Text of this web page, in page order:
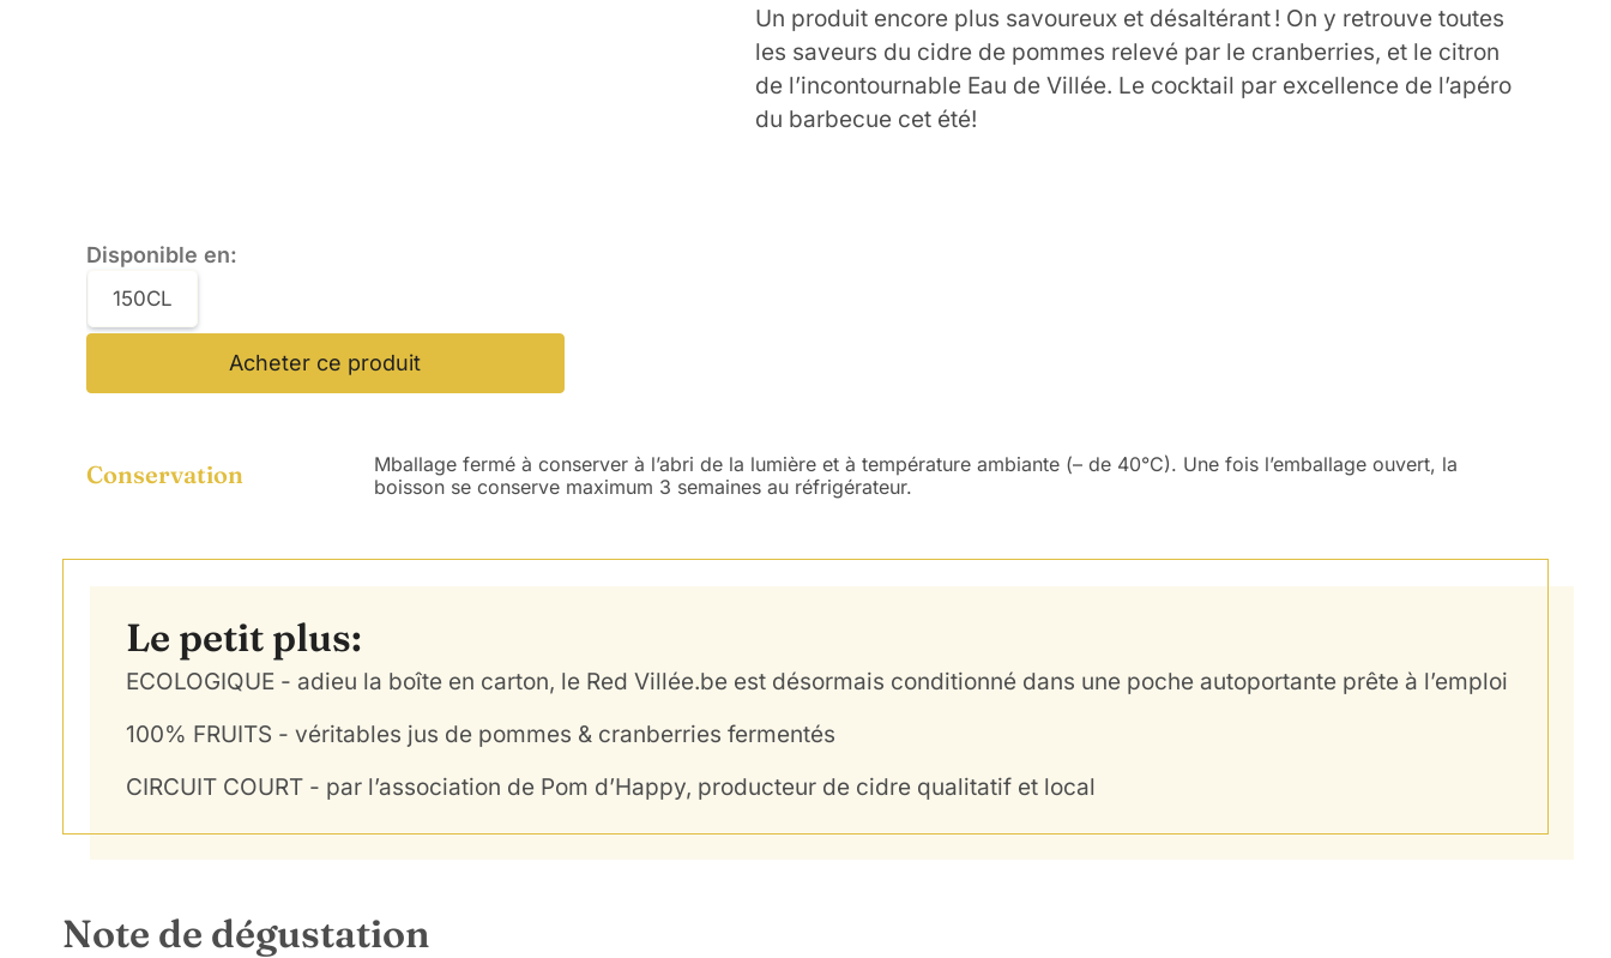
Disponible en:
150CL
Acheter ce produit
Un produit encore plus savoureux et désaltérant ! On y retrouve toutes
les saveurs du cidre de pommes relevé par le cranberries, et le citron
de l’incontournable Eau de Villée. Le cocktail par excellence de l’apéro
du barbecue cet été!
Conservation
Mballage fermé à conserver à l’abri de la lumière et à température ambiante (– de 40°C). Une fois l’emballage ouvert, la
boisson se conserve maximum 3 semaines au réfrigérateur.
Le petit plus:
ECOLOGIQUE - adieu la boîte en carton, le Red Villée.be est désormais conditionné dans une poche autoportante prête à l’emploi
100% FRUITS - véritables jus de pommes & cranberries fermentés
CIRCUIT COURT - par l’association de Pom d’Happy, producteur de cidre qualitatif et local
Note de dégustation